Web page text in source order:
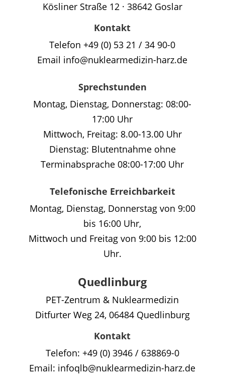
Kösliner Straße 12 · 38642 Goslar
Kontakt
Telefon +49 (0) 53 21 / 34 90-0
Email info@nuklearmedizin-harz.de
Sprechstunden
Montag, Dienstag, Donnerstag: 08:00-
17:00 Uhr
Mittwoch, Freitag: 8.00-13.00 Uhr
Dienstag: Blutentnahme ohne
Terminabsprache 08:00-17:00 Uhr
Telefonische Erreichbarkeit
Montag, Dienstag, Donnerstag von 9:00
bis 16:00 Uhr,
Mittwoch und Freitag von 9:00 bis 12:00
Uhr.
Quedlinburg
PET-Zentrum & Nuklearmedizin
Ditfurter Weg 24, 06484 Quedlinburg
Kontakt
Telefon: +49 (0) 3946 / 638869-0
Email: infoqlb@nuklearmedizin-harz.de